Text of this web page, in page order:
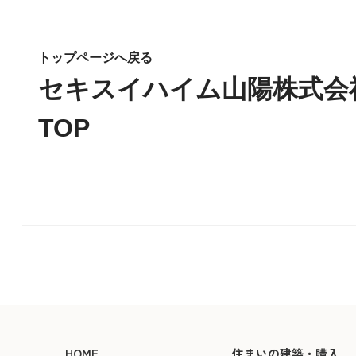
トップページへ戻る
セキスイハイム山陽株式会
TOP